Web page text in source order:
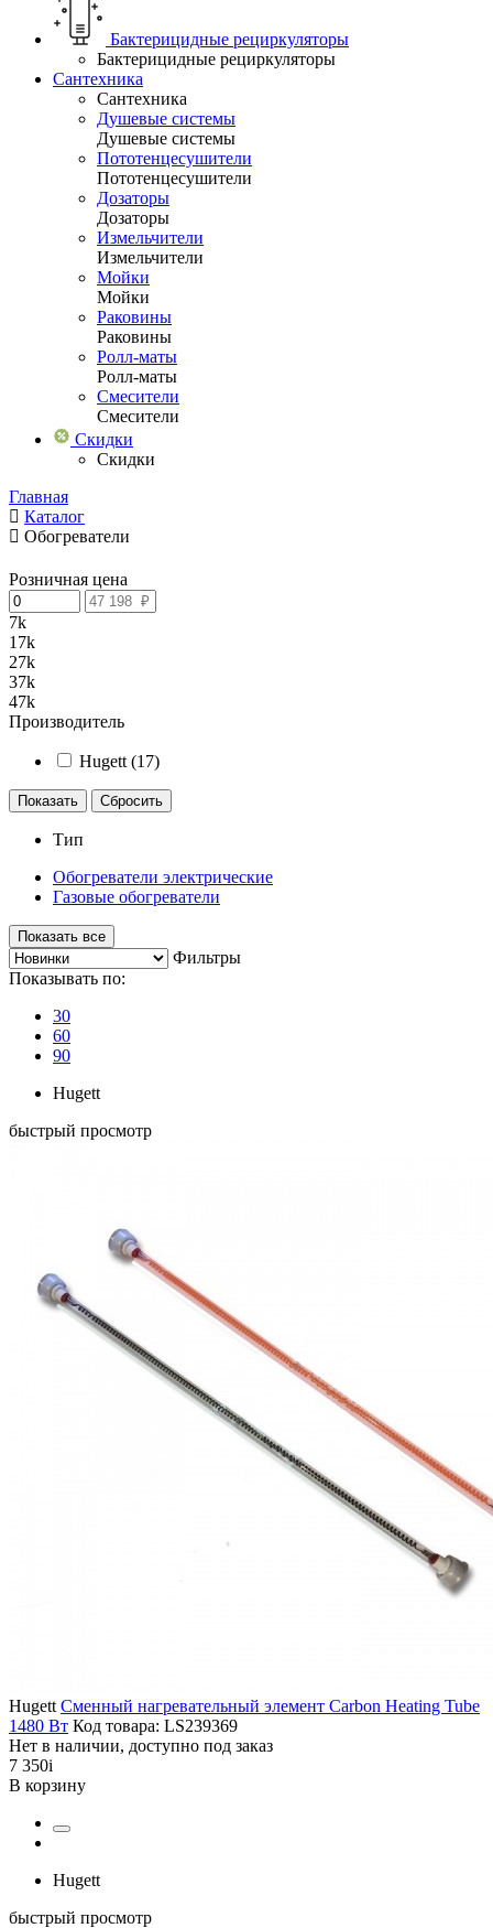
Бактерицидные рециркуляторы
Бактерицидные рециркуляторы
Сантехника
Сантехника
Душевые системы
Душевые системы
Пототенцесушители
Пототенцесушители
Дозаторы
Дозаторы
Измельчители
Измельчители
Мойки
Мойки
Раковины
Раковины
Ролл-маты
Ролл-маты
Смесители
Смесители
Скидки
Скидки
Главная
Каталог
Обогреватели
Розничная цена
7k
17k
27k
37k
47k
Производитель
Hugett (17)
Тип
Обогреватели электрические
Газовые обогреватели
Показать все
Фильтры
Показывать по:
30
60
90
Hugett
быстрый просмотр
Hugett Сменный нагревательный элемент Carbon Heating Tube
1480 Вт Код товара: LS239369
Нет в наличии, доступно под заказ
7 350i
В корзину
Hugett
быстрый просмотр